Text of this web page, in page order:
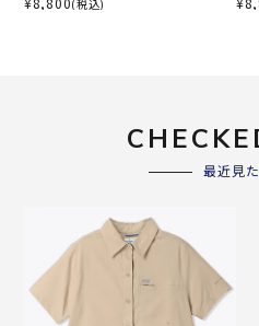
(税込)
最近見